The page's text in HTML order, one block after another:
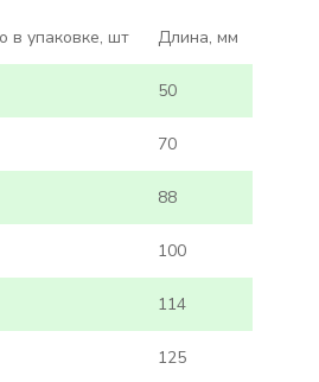
в упаковке, шт Длина, мм
50
70
88
100
114
125